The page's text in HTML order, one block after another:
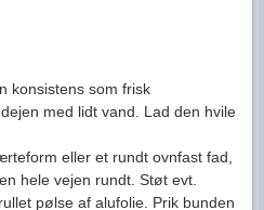
konsistens som frisk
med lidt vand. Lad den hvile
eller et rundt ovnfast fad,
hele vejen rundt. Støt evt.
pølse af alufolie. Prik bunden